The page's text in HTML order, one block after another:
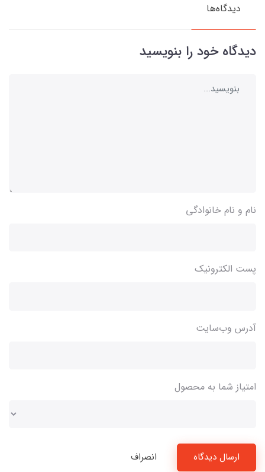
دیدگاه‌ها
دیدگاه خود را بنویسید
نام و نام خانوادگی
پست الکترونیک
آدرس وب‌سایت
امتیاز شما به محصول
ارسال دیدگاه انصراف